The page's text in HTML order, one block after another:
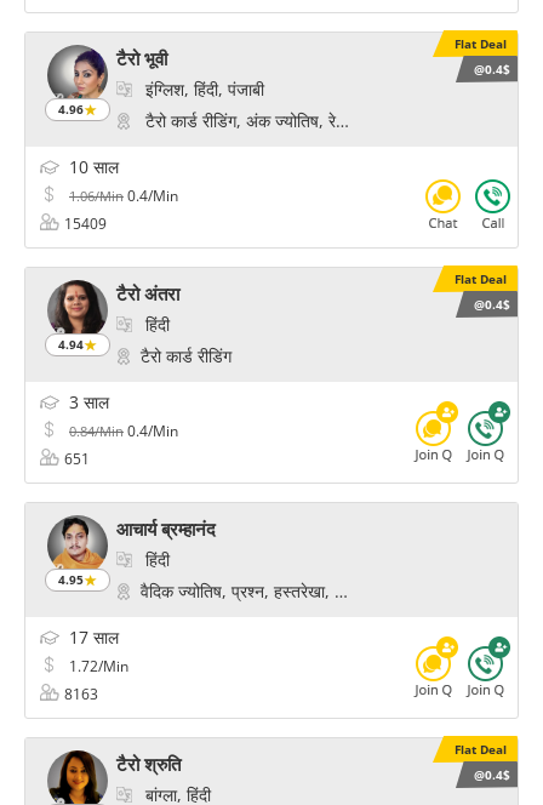
Flat Deal
@0.4$
4.96
टैरो भूवी
इंग्लिश, हिंदी, पंजाबी
टैरो कार्ड रीडिंग, अंक ज्योतिष, रेकी हीलिंग, साइकोलॉजिकल
10 साल
1.06/Min 0.4/Min
15409
Flat Deal
@0.4$
4.94
टैरो अंतरा
हिंदी
टैरो कार्ड रीडिंग
3 साल
0.84/Min 0.4/Min
651
4.95
आचार्य ब्रम्हानंद
हिंदी
वैदिक ज्योतिष, प्रश्न, हस्तरेखा, फॉर्च्यून, फेस रीडिंग
17 साल
1.72/Min
8163
Flat Deal
@0.4$
टैरो श्रुति
बांग्ला, हिंदी